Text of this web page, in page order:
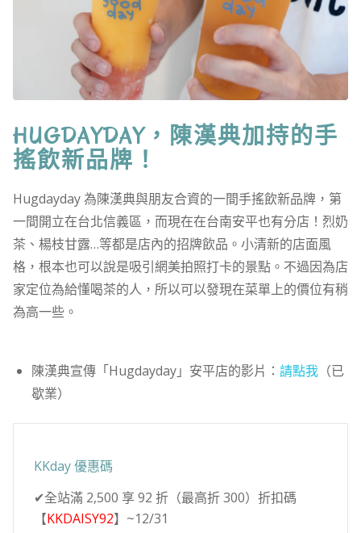
HUGDAYDAY，陳漢典加持的手
搖飲新品牌！
Hugdayday 為陳漢典與朋友合資的一間手搖飲新品牌，第
一間開立在台北信義區，而現在在台南安平也有分店！烈奶
茶、楊枝甘露…等都是店內的招牌飲品。小清新的店面風
格，根本也可以說是吸引網美拍照打卡的景點。不過因為店
家定位為給懂喝茶的人，所以可以發現在菜單上的價位有稍
為高一些。
陳漢典宣傳「Hugdayday」安平店的影片： 請點我（已
歇業）
KKday 優惠碼
✔全站滿 2,500 享 92 折（最高折 300）折扣碼
【KKDAISY92】~12/31